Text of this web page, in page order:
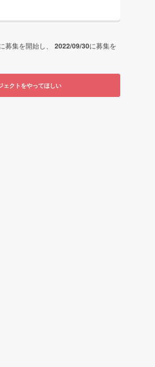
募集を開始し、 2022/09/30に募集を
ェクトをやってほしい